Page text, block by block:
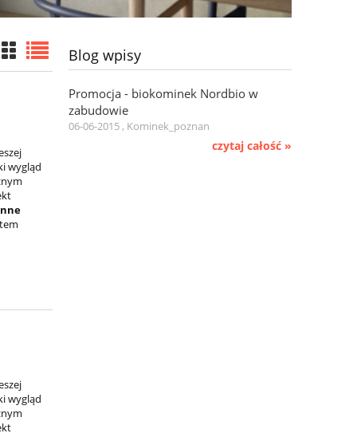
wygląd
wygląd
Blog wpisy
Promocja - biokominek Nordbio w
zabudowie
06-06-2015 , Kominek_poznan
czytaj całość »